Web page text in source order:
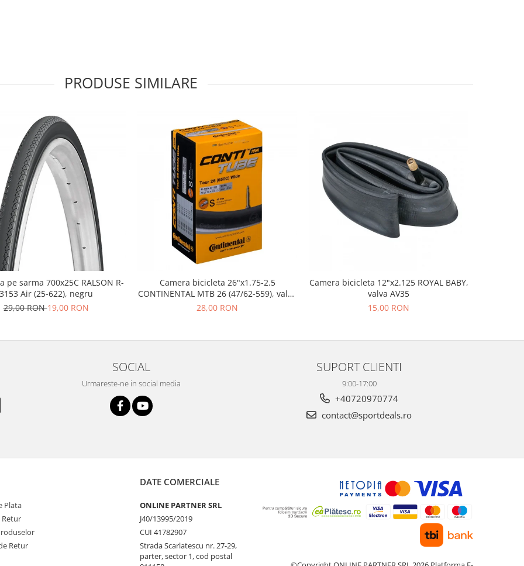
PRODUSE SIMILARE
pe sarma 700x25C RALSON R-
3153 Air (25-622), negru
29,00 RON19,00 RON
Camera bicicleta 26"x1.75-2.5
CONTINENTAL MTB 26 (47/62-559), valva
FV42
28,00 RON
Camera bicicleta 12"x2.125 ROYAL BABY,
valva AV35
15,00 RON
SOCIAL
Urmareste-ne in social media
SUPORT CLIENTI
9:00-17:00
+40720970774
contact@sportdeals.ro
Plata
Retur
Retur
DATE COMERCIALE
ONLINE PARTNER SRL
J40/13995/2019
CUI 41782907
Strada Scarlatescu nr. 27-29,
parter, sector 1, cod postal